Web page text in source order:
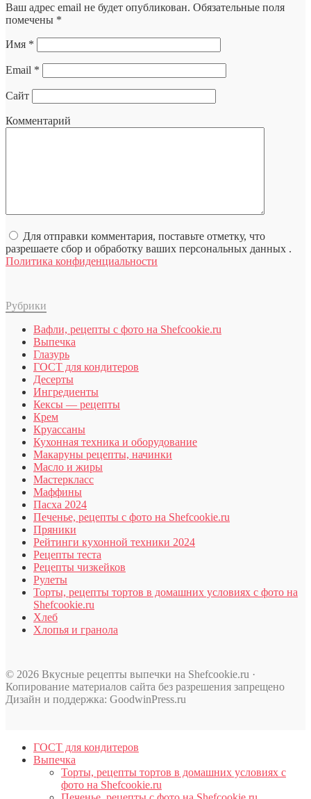
Ваш адрес email не будет опубликован. Обязательные поля
помечены *
Имя *
Email *
Сайт
Комментарий
Для отправки комментария, поставьте отметку, что
разрешаете сбор и обработку ваших персональных данных .
Политика конфиденциальности
Рубрики
Вафли, рецепты с фото на Shefcookie.ru
Выпечка
Глазурь
ГОСТ для кондитеров
Десерты
Ингредиенты
Кексы — рецепты
Крем
Круассаны
Кухонная техника и оборудование
Макаруны рецепты, начинки
Масло и жиры
Мастеркласс
Маффины
Пасха 2024
Печенье, рецепты с фото на Shefcookie.ru
Пряники
Рейтинги кухонной техники 2024
Рецепты теста
Рецепты чизкейков
Рулеты
Торты, рецепты тортов в домашних условиях с фото на
Shefcookie.ru
Хлеб
Хлопья и гранола
© 2026 Вкусные рецепты выпечки на Shefcookie.ru ·
Копирование материалов сайта без разрешения запрещено
Дизайн и поддержка: GoodwinPress.ru
ГОСТ для кондитеров
Выпечка
Торты, рецепты тортов в домашних условиях с
фото на Shefcookie.ru